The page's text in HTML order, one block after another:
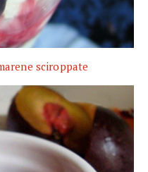
sciroppate